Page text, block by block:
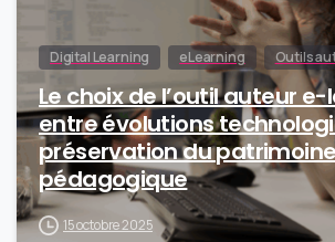
Digital Learning eLearning Outils
Le choix de l’outil auteur
entre évolutions
préservation du
pédagogique
15 octobre 2025